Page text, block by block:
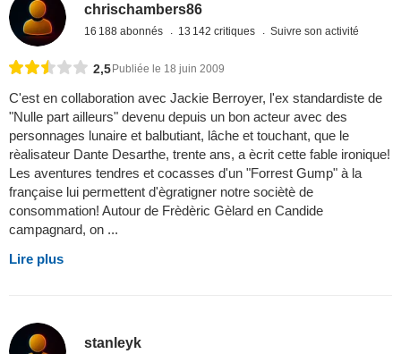
chrischambers86
16 188 abonnés 13 142 critiques Suivre son activité
2,5Publiée le 18 juin 2009
C'est en collaboration avec Jackie Berroyer, l'ex standardiste de
"Nulle part ailleurs" devenu depuis un bon acteur avec des
personnages lunaire et balbutiant, lâche et touchant, que le
rèalisateur Dante Desarthe, trente ans, a ècrit cette fable ironique!
Les aventures tendres et cocasses d'un "Forrest Gump" à la
française lui permettent d'ègratigner notre sociètè de
consommation! Autour de Frèdèric Gèlard en Candide
campagnard, on ...
Lire plus
stanleyk